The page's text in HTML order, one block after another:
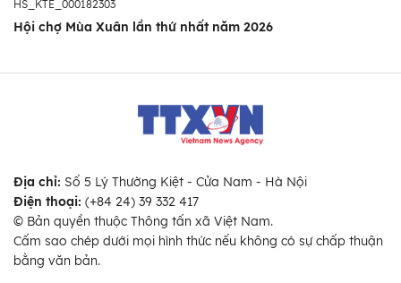
HS_KTE_000182303
Hội chợ Mùa Xuân lần thứ nhất năm 2026
Địa chỉ: Số 5 Lý Thường Kiệt - Cửa Nam - Hà Nội
Điện thoại: (+84 24) 39 332 417
© Bản quyền thuộc Thông tấn xã Việt Nam.
Cấm sao chép dưới mọi hình thức nếu không có sự chấp thuận
bằng văn bản.